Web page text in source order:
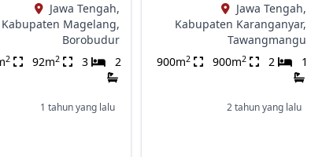
Jawa Tengah,
Kabupaten Magelang,
Borobudur
2 92m2 3 2
1 tahun yang lalu
Jawa Tengah,
Kabupaten Karanganyar,
Tawangmangu
900m2 900m2 2 1
2 tahun yang lalu